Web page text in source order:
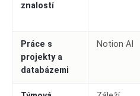
znalostí
Práce s
projekty a
databázemi
Notion AI